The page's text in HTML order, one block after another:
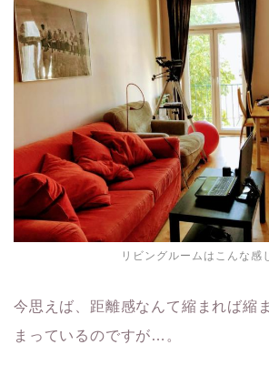
リビングルームはこんな感
今思えば、距離感なんて縮まれば縮
まっているのですが…。